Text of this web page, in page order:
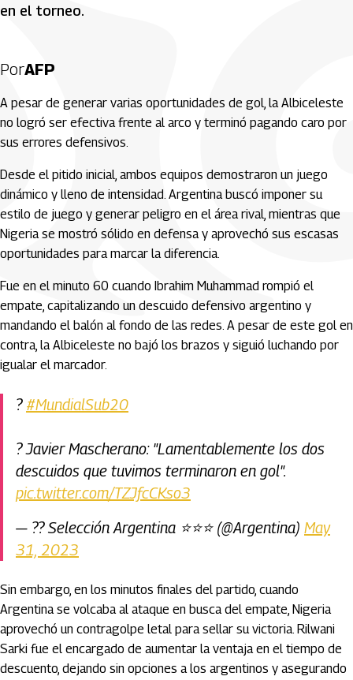
en el torneo.
PorAFP
A pesar de generar varias oportunidades de gol, la Albiceleste
no logró ser efectiva frente al arco y terminó pagando caro por
sus errores defensivos.
Desde el pitido inicial, ambos equipos demostraron un juego
dinámico y lleno de intensidad. Argentina buscó imponer su
estilo de juego y generar peligro en el área rival, mientras que
Nigeria se mostró sólido en defensa y aprovechó sus escasas
oportunidades para marcar la diferencia.
Fue en el minuto 60 cuando Ibrahim Muhammad rompió el
empate, capitalizando un descuido defensivo argentino y
mandando el balón al fondo de las redes. A pesar de este gol en
contra, la Albiceleste no bajó los brazos y siguió luchando por
igualar el marcador.
? #MundialSub20
? Javier Mascherano: "Lamentablemente los dos
descuidos que tuvimos terminaron en gol".
pic.twitter.com/TZJfcCKso3
— ?? Selección Argentina ⭐⭐⭐ (@Argentina) May
31, 2023
Sin embargo, en los minutos finales del partido, cuando
Argentina se volcaba al ataque en busca del empate, Nigeria
aprovechó un contragolpe letal para sellar su victoria. Rilwani
Sarki fue el encargado de aumentar la ventaja en el tiempo de
descuento, dejando sin opciones a los argentinos y asegurando